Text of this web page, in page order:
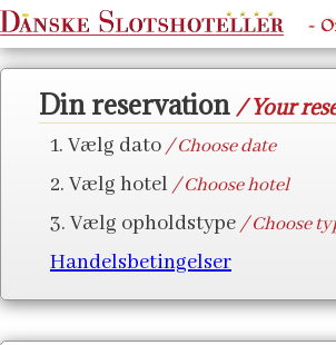
#
Din reservation / Your
1. Vælg dato/ Choose date
2. Vælg hotel / Choose hotel
3. Vælg opholdstype/ Choose
Handelsbetingelser